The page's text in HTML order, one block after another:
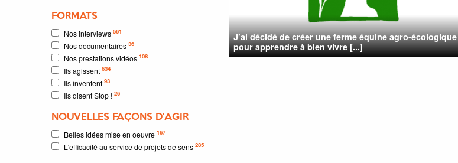
FORMATS
Nos interviews 561
Nos documentaires 36
Nos prestations vidéos 108
Ils agissent 634
Ils inventent 93
Ils disent Stop ! 26
NOUVELLES FAÇONS D'AGIR
Belles idées mise en oeuvre 167
L'efficacité au service de projets de sens 285
J’ai décidé de créer une ferme équine agro-écologique
pour apprendre à bien vivre [...]